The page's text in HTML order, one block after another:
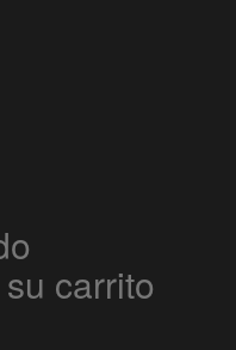
carrito